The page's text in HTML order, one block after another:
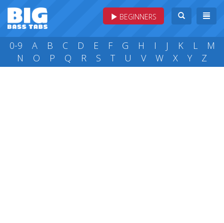
BEGINNERS
0-9 A B C D E F G H I J K L
M
N
O P Q R S T U V W X Y Z